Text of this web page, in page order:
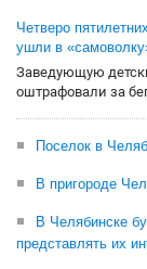
Четверо
ушли в
Заведующую
оштрафовали за
Поселок в
В пригороде
В Челябинске
представлять их